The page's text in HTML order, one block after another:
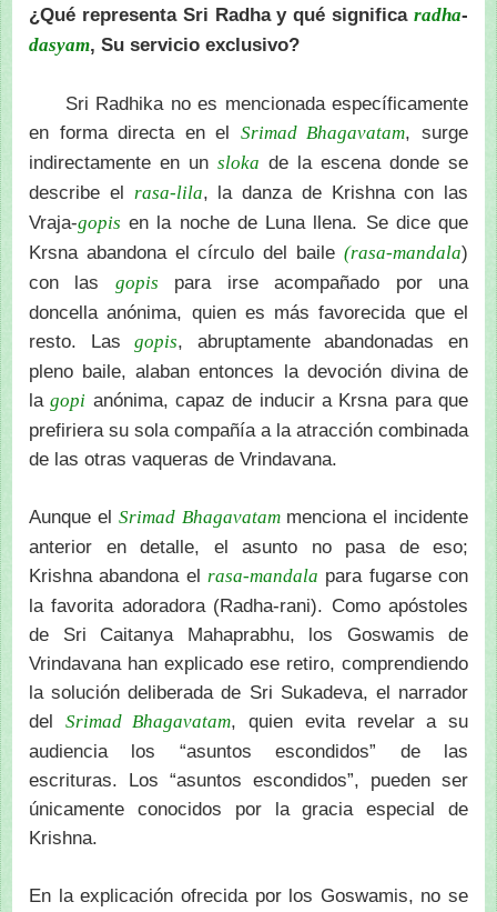
¿Qué representa Sri Radha y qué significa radha-
dasyam, Su servicio exclusivo?
Sri Radhika no es mencionada específicamente
en forma directa en el Srimad Bhagavatam, surge
indirectamente en un sloka de la escena donde se
describe el rasa-lila, la danza de Krishna con las
Vraja-gopis en la noche de Luna llena. Se dice que
Krsna abandona el círculo del baile (rasa-mandala)
con las gopis para irse acompañado por una
doncella anónima, quien es más favorecida que el
resto. Lasgopis, abruptamente abandonadas en
pleno baile, alaban entonces la devoción divina de
lagopi anónima, capaz de inducir a Krsna para que
prefiriera su sola compañía a la atracción combinada
de las otras vaqueras de Vrindavana.
Aunque elSrimad Bhagavatam menciona el incidente
anterior en detalle, el asunto no pasa de eso;
Krishna abandona el rasa-mandala para fugarse con
la favorita adoradora (Radha-rani). Como apóstoles
de Sri Caitanya Mahaprabhu, los Goswamis de
Vrindavana han explicado ese retiro, comprendiendo
la solución deliberada de Sri Sukadeva, el narrador
del Srimad Bhagavatam, quien evita revelar a su
audiencia los “asuntos escondidos” de las
escrituras. Los “asuntos escondidos”, pueden ser
únicamente conocidos por la gracia especial de
Krishna.
En la explicación ofrecida por los Goswamis, no se